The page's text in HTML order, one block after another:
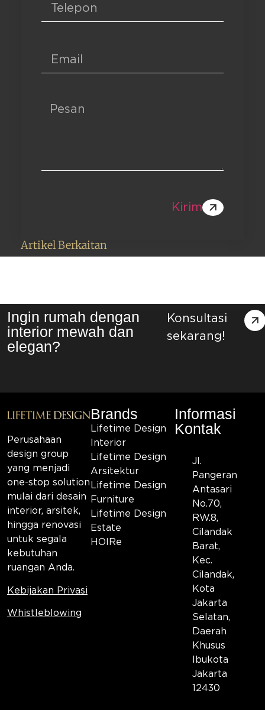
Kirim
Artikel Berkaitan
Ingin rumah dengan
interior mewah dan
elegan?
Konsultasi
sekarang!
Perusahaan
design group
yang menjadi
one-stop solution
mulai dari desain
interior, arsitek,
hingga renovasi
untuk segala
kebutuhan
ruangan Anda.
Kebijakan Privasi
Whistleblowing
Brands
Lifetime Design
Interior
Lifetime Design
Arsitektur
Lifetime Design
Furniture
Lifetime Design
Estate
HOIRe
Informasi
Kontak
Jl.
Pangeran
Antasari
No.70,
RW.8,
Cilandak
Barat,
Kec.
Cilandak,
Kota
Jakarta
Selatan,
Daerah
Khusus
Ibukota
Jakarta
12430